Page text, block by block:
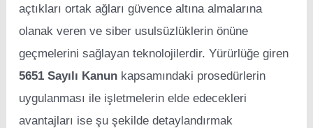
açtıkları ortak ağları güvence altına almalarına
olanak veren ve siber usulsüzlüklerin önüne
geçmelerini sağlayan teknolojilerdir. Yürürlüğe giren
5651 Sayılı Kanunkapsamındaki prosedürlerin
uygulanması ile işletmelerin elde edecekleri
avantajları ise şu şekilde detaylandırmak